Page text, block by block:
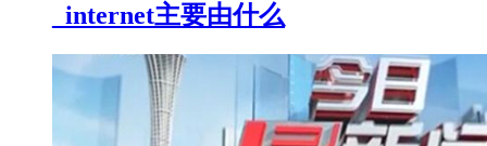
_internet主要由什么